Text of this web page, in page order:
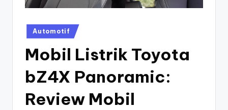
Posted
in
Automotif
Mobil Listrik Toyota
bZ4X Panoramic:
Review Mobil